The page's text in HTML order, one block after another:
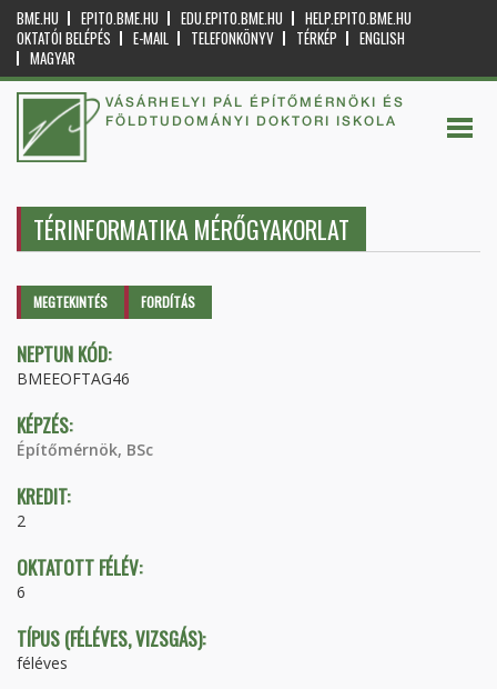
BME.HU EPITO.BME.HU EDU.EPITO.BME.HU
HELP.EPITO.BME.HU
OKTATÓI BELÉPÉS
E-MAIL TELEFONKÖNYV TÉRKÉP
ENGLISH
MAGYAR
VÁSÁRHELYI PÁL ÉPÍTŐMÉRNÖKI ÉS
FÖLDTUDOMÁNYI DOKTORI ISKOLA
TÉRINFORMATIKA MÉRŐGYAKORLAT
Elsődleges fülek
MEGTEKINTÉS (AKTÍVFORDÍTÁS
NEPTUN KÓD:
BMEEOFTAG46
KÉPZÉS:
Építőmérnök, BSc
KREDIT:
2
OKTATOTT FÉLÉV:
6
TÍPUS (FÉLÉVES, VIZSGÁS):
féléves